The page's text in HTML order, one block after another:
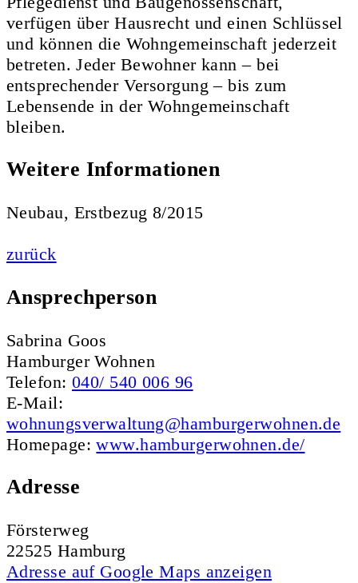
verfügen über Hausrecht und einen Schlüssel
und können die Wohngemeinschaft jederzeit
betreten. Jeder Bewohner kann – bei
entsprechender Versorgung – bis zum
Lebensende in der Wohngemeinschaft
bleiben.
Weitere Informationen
Neubau, Erstbezug 8/2015
zurück
Ansprechperson
Sabrina Goos
Hamburger Wohnen
Telefon: 040/ 540 006 96
E-Mail:
wohnungsverwaltung@hamburgerwohnen.de
Homepage:www.hamburgerwohnen.de/
Adresse
Försterweg
22525 Hamburg
Adresse auf Google Maps anzeigen